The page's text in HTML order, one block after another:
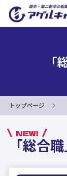
トップページ
NEW!
「総合